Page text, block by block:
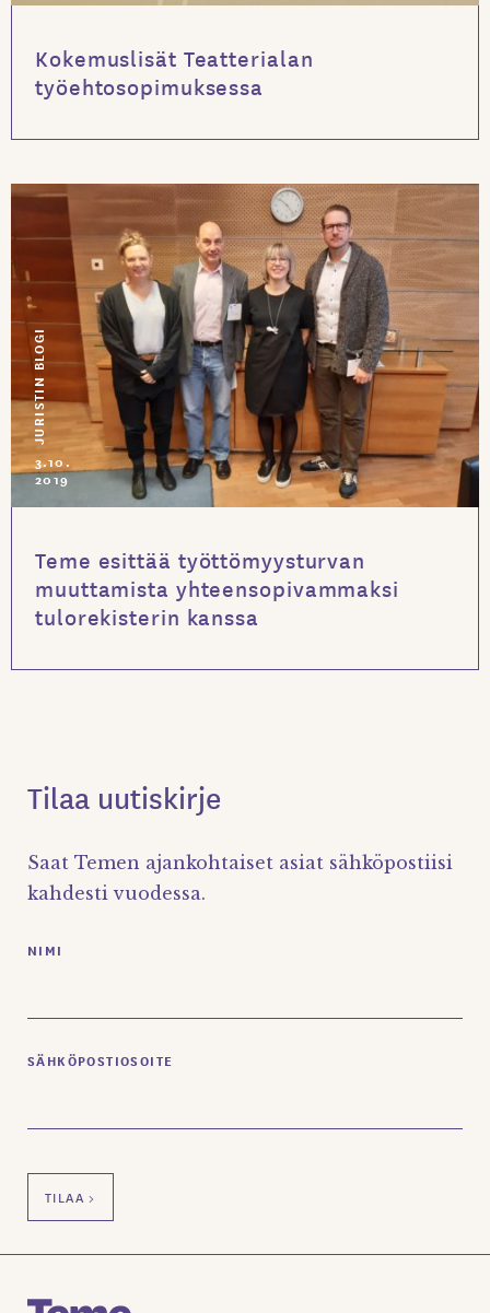
Kokemuslisät Teatterialan
työehtosopimuksessa
JURISTIN BLOGI
3.10.
2019
Teme esittää työttömyysturvan
muuttamista yhteensopivammaksi
tulorekisterin kanssa
Tilaa uutiskirje
Saat Temen ajankohtaiset asiat sähköpostiisi
kahdesti vuodessa.
NIMI
SÄHKÖPOSTIOSOITE